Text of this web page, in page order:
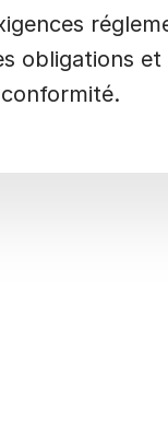
obligations et